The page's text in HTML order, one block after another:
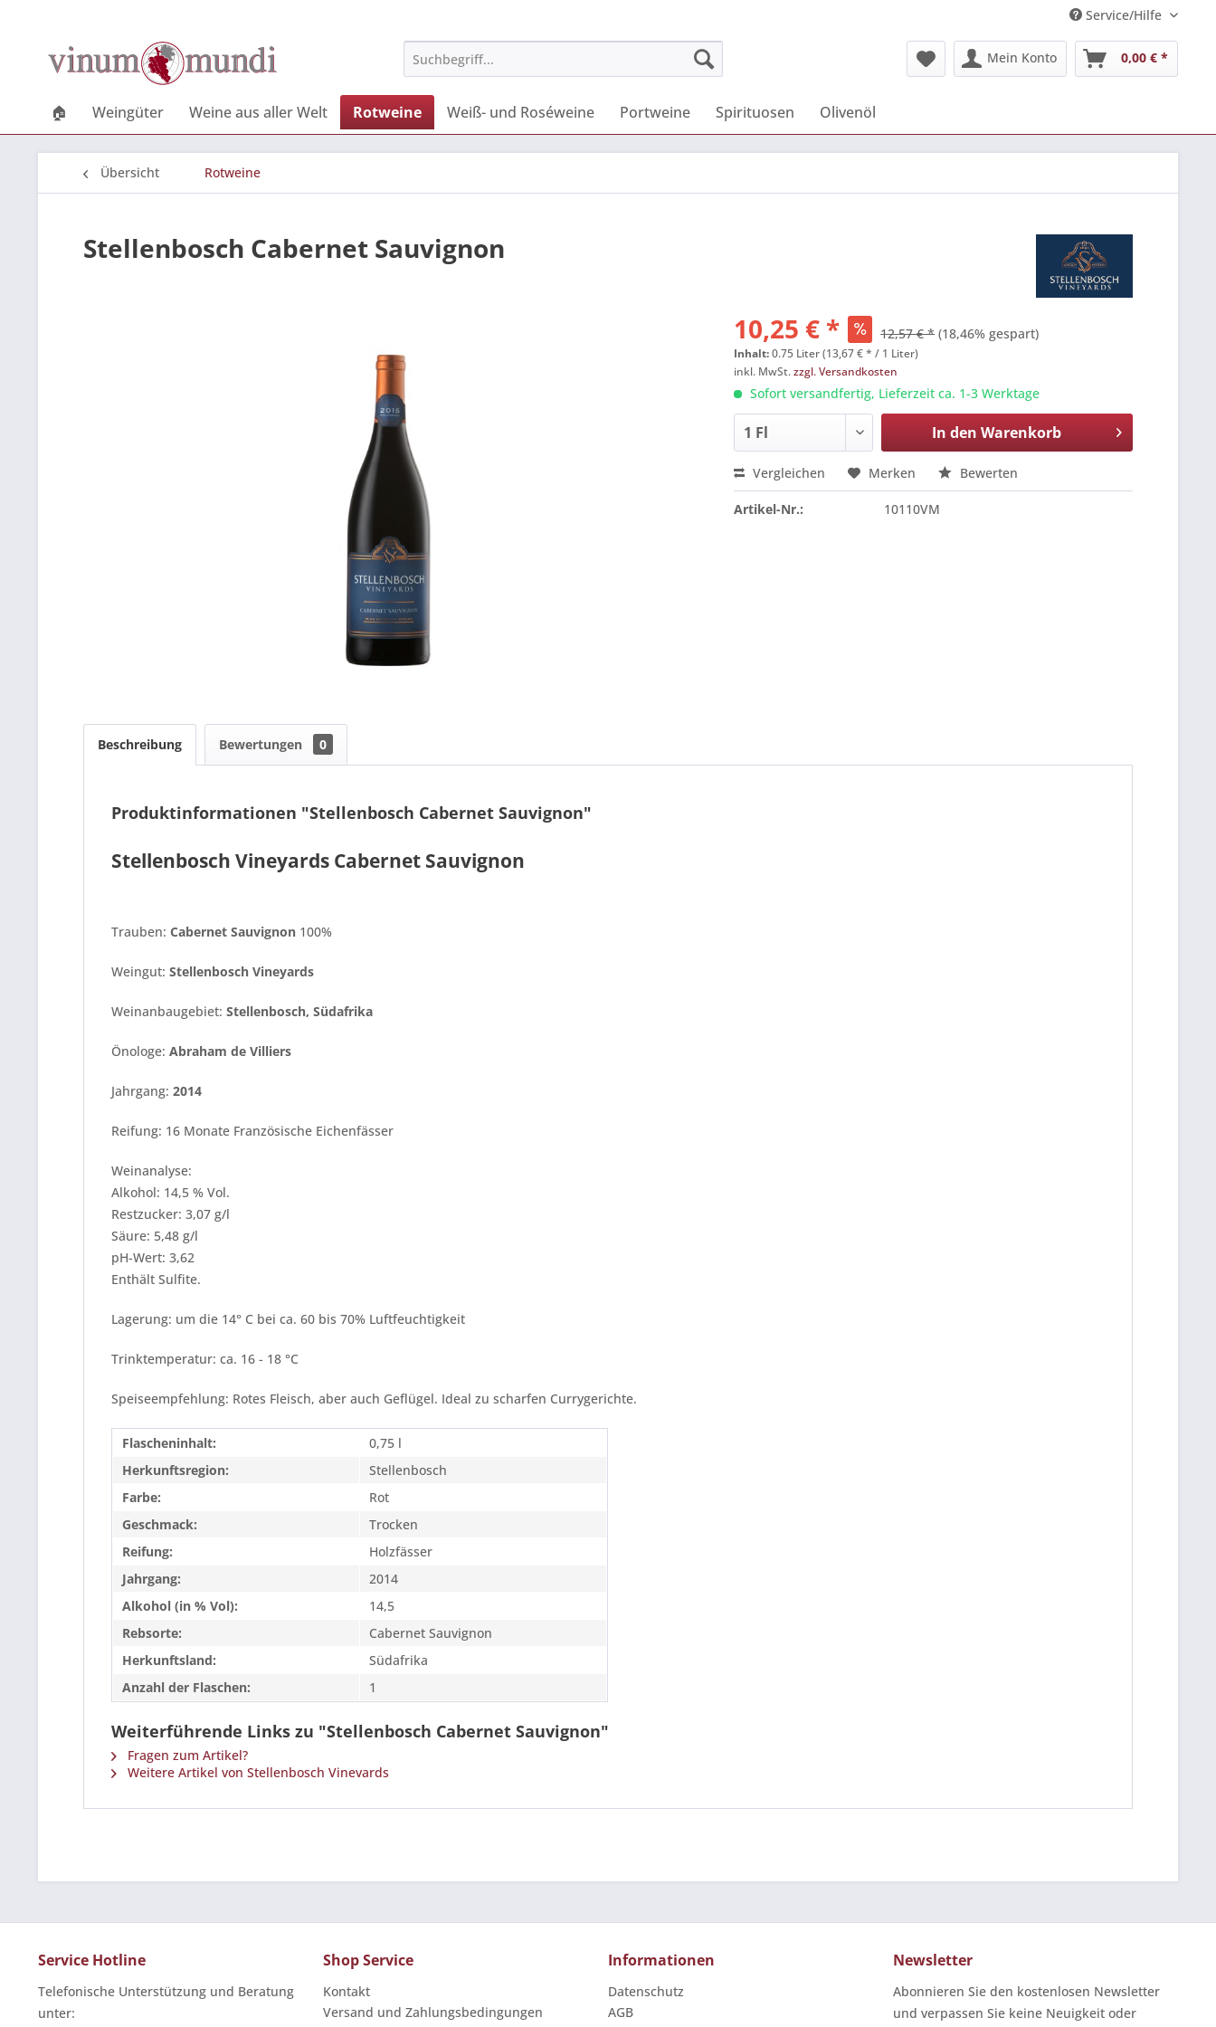
Service/Hilfe
Mein Konto 0,00 € *
🏠 Weingüter Weine aus aller Welt Rotweine Weiß- und Roséweine Portweine Spirituosen Olivenöl
Übersicht Rotweine
Stellenbosch Cabernet Sauvignon
10,25 € * 12,57 € * (18,46% gespart)
Inhalt:0.75 Liter (13,67 € * / 1 Liter)
inkl. MwSt.zzgl. Versandkosten
Sofort versandfertig, Lieferzeit ca. 1-3 Werktage
In den Warenkorb
Vergleichen Merken Bewerten
Artikel-Nr.: 10110VM
Beschreibung Bewertungen 0
Produktinformationen "Stellenbosch Cabernet Sauvignon"
Stellenbosch Vineyards Cabernet Sauvignon
Trauben: Cabernet Sauvignon 100%
Weingut: Stellenbosch Vineyards
Weinanbaugebiet: Stellenbosch, Südafrika
Önologe: Abraham de Villiers
Jahrgang: 2014
Reifung: 16 Monate Französische Eichenfässer
Weinanalyse:
Alkohol: 14,5 % Vol.
Restzucker: 3,07 g/l
Säure: 5,48 g/l
pH-Wert: 3,62
Enthält Sulfite.
Lagerung: um die 14° C bei ca. 60 bis 70% Luftfeuchtigkeit
Trinktemperatur: ca. 16 - 18 °C
Speiseempfehlung: Rotes Fleisch, aber auch Geflügel. Ideal zu scharfen Currygerichte.
Flascheninhalt:
0,75 l
Herkunftsregion:
Stellenbosch
Farbe:
Rot
Geschmack:
Trocken
Reifung:
Holzfässer
Jahrgang:
2014
Alkohol (in % Vol):
14,5
Rebsorte:
Cabernet Sauvignon
Herkunftsland:
Südafrika
Anzahl der Flaschen:
1
Weiterführende Links zu "Stellenbosch Cabernet Sauvignon"
Fragen zum Artikel?
Weitere Artikel von Stellenbosch Vinevards
Service Hotline
Telefonische Unterstützung und Beratung
unter:
Shop Service
Kontakt
Versand und Zahlungsbedingungen
Informationen
Datenschutz
AGB
Newsletter
Abonnieren Sie den kostenlosen Newsletter
und verpassen Sie keine Neuigkeit oder